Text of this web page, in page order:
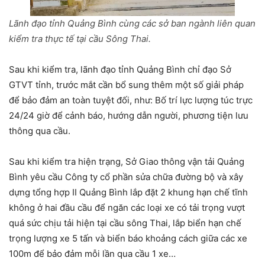
Lãnh đạo tỉnh Quảng Bình cùng các sở ban ngành liên quan
kiểm tra thực tế tại cầu Sông Thai.
Sau khi kiểm tra, lãnh đạo tỉnh Quảng Bình chỉ đạo Sở
GTVT tỉnh, trước mắt cần bổ sung thêm một số giải pháp
để bảo đảm an toàn tuyệt đối, như: Bố trí lực lượng túc trực
24/24 giờ để cảnh báo, hướng dẫn người, phương tiện lưu
thông qua cầu.
Sau khi kiểm tra hiện trạng, Sở Giao thông vận tải Quảng
Bình yêu cầu Công ty cổ phần sửa chữa đường bộ và xây
dựng tổng hợp II Quảng Bình lắp đặt 2 khung hạn chế tĩnh
không ở hai đầu cầu để ngăn các loại xe có tải trọng vượt
quá sức chịu tải hiện tại cầu sông Thai, lắp biển hạn chế
trọng lượng xe 5 tấn và biển báo khoảng cách giữa các xe
100m để bảo đảm mỗi lần qua cầu 1 xe…